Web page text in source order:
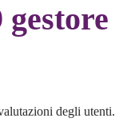
gestore
degli utenti.